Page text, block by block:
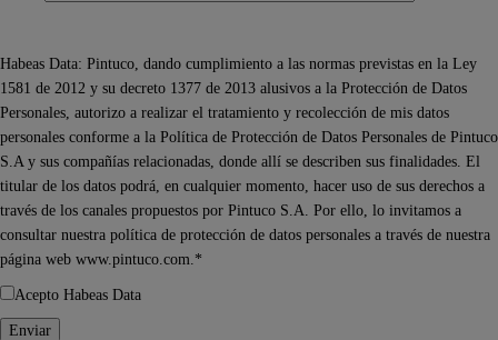
Habeas Data: Pintuco, dando cumplimiento a las normas previstas en la Ley
1581 de 2012 y su decreto 1377 de 2013 alusivos a la Protección de Datos
Personales, autorizo a realizar el tratamiento y recolección de mis datos
personales conforme a la Política de Protección de Datos Personales de Pintuco
S.A y sus compañías relacionadas, donde allí se describen sus finalidades. El
titular de los datos podrá, en cualquier momento, hacer uso de sus derechos a
través de los canales propuestos por Pintuco S.A. Por ello, lo invitamos a
consultar nuestra política de protección de datos personales a través de nuestra
página web www.pintuco.com.*
Acepto Habeas Data